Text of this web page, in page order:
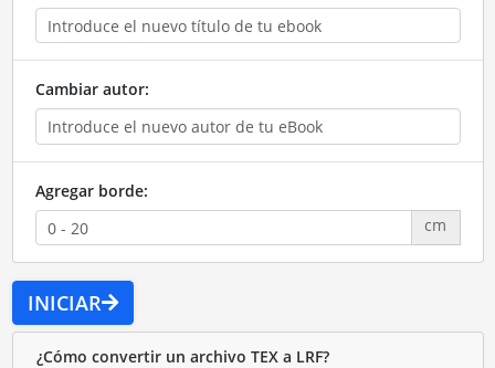
Cambiar autor:
Agregar borde:
cm
INICIAR
¿Cómo convertir un archivo TEX a LRF?